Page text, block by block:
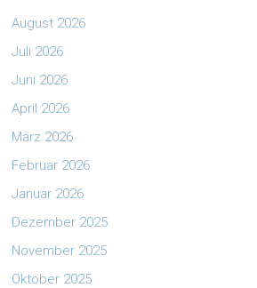
August 2026
Juli 2026
Juni 2026
April 2026
März 2026
Februar 2026
Januar 2026
Dezember 2025
November 2025
Oktober 2025